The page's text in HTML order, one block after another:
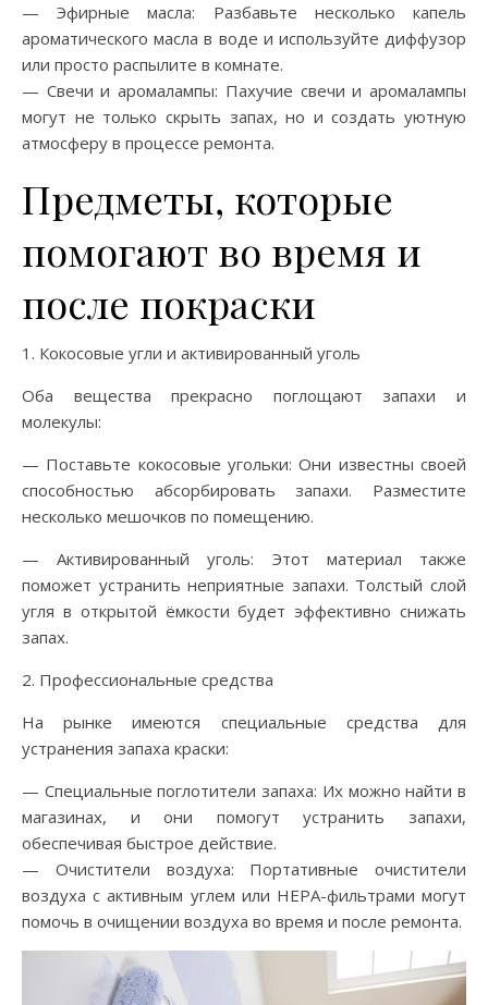
— Эфирные масла: Разбавьте несколько капель
ароматического масла в воде и используйте диффузор
или просто распылите в комнате.
— Свечи и аромалампы: Пахучие свечи и аромалампы
могут не только скрыть запах, но и создать уютную
атмосферу в процессе ремонта.
Предметы, которые
помогают во время и
после покраски
1. Кокосовые угли и активированный уголь
Оба вещества прекрасно поглощают запахи и
молекулы:
— Поставьте кокосовые угольки: Они известны своей
способностью абсорбировать запахи. Разместите
несколько мешочков по помещению.
— Активированный уголь: Этот материал также
поможет устранить неприятные запахи. Толстый слой
угля в открытой ёмкости будет эффективно снижать
запах.
2. Профессиональные средства
На рынке имеются специальные средства для
устранения запаха краски:
— Специальные поглотители запаха: Их можно найти в
магазинах, и они помогут устранить запахи,
обеспечивая быстрое действие.
— Очистители воздуха: Портативные очистители
воздуха с активным углем или HEPA-фильтрами могут
помочь в очищении воздуха во время и после ремонта.